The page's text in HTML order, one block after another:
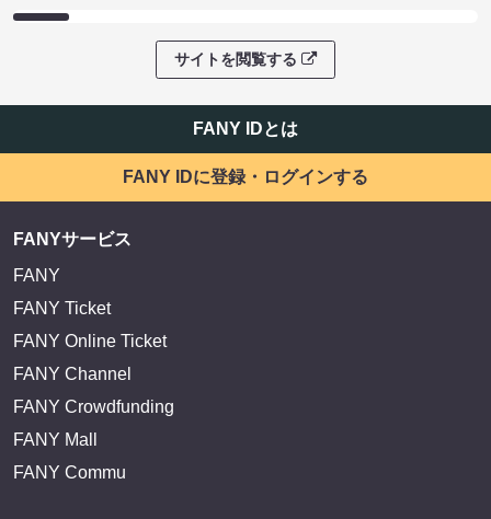
サイトを閲覧する
FANY IDとは
FANY IDに登録・ログインする
FANYサービス
FANY
FANY Ticket
FANY Online Ticket
FANY Channel
FANY Crowdfunding
FANY Mall
FANY Commu